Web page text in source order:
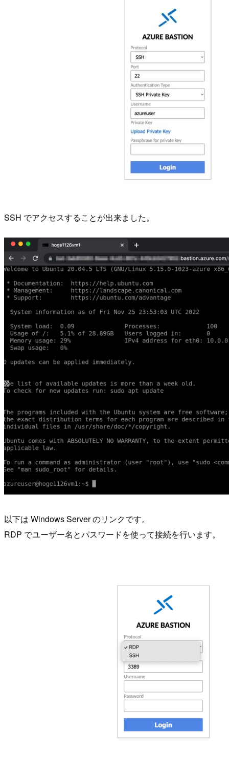
SSH でアクセスすることが出来ました。
以下は Windows Server のリンクです。
RDP でユーザー名とパスワードを使って接続を行います。